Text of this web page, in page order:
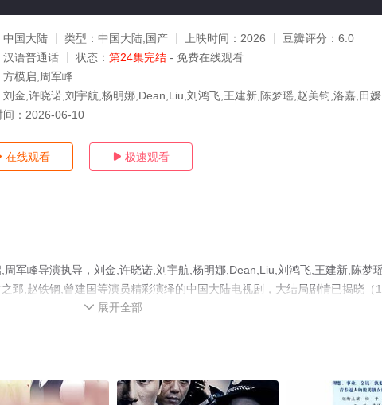
中国大陆 类型： 中国大陆,国产 上映时间： 2026 豆瓣评分： 6.0
汉语普通话 状态： 第24集完结 - 免费在线观看
方模启,周军峰
刘金,许晓诺,刘宇航,杨明娜,Dean,Liu,刘鸿飞,王建新,陈梦瑶,赵美钧,洛嘉,田
： 2026-06-10
在线观看  极速观看
军峰导演执导，刘金,许晓诺,刘宇航,杨明娜,Dean,Liu,刘鸿飞,王建新,陈梦
郅,赵铁钢,曾建国等演员精彩演绎的中国大陆电视剧，大结局剧情已揭晓（
天堂电影网，更多相关信息可移步至豆瓣电视剧、电视猫或剧情网等平台了
 展开全部